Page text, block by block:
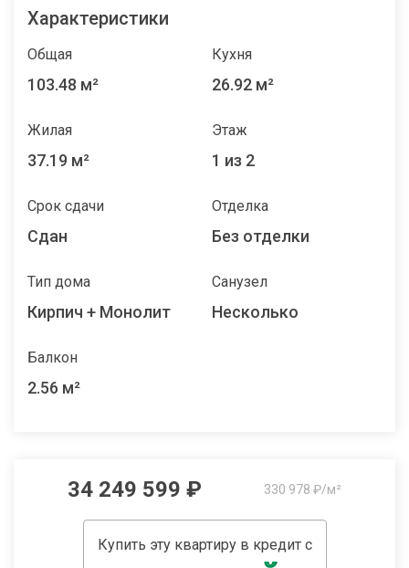
Характеристики
Общая
103.48 м²
Кухня
26.92 м²
Жилая
37.19 м²
Этаж
1 из 2
Срок сдачи
Сдан
Отделка
Без отделки
Тип дома
Кирпич + Монолит
Санузел
Несколько
Балкон
2.56 м²
34 249 599 ₽ 330 978 ₽/м²
Купить эту квартиру в кредит с